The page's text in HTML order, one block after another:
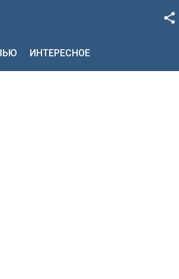
Google+
ИНТЕРЕСНОЕ